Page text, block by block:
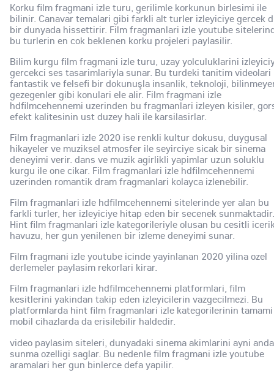
Korku film fragmani izle turu, gerilimle korkunun birlesimi ile
bilinir. Canavar temalari gibi farkli alt turler izleyiciye gercek
bir dunyada hissettirir. Film fragmanlari izle youtube
bu turlerin en cok beklenen korku projeleri paylasilir.
Bilim kurgu film fragmani izle turu, uzay yolculuklarini
gercekci ses tasarimlariyla sunar. Bu turdeki tanitim videolari
fantastik ve felsefi bir dokunuşla insanlik, teknoloji,
gezegenler gibi konulari ele alir. Film fragmani izle
hdfilmcehennemi uzerinden bu fragmanlari izleyen kisiler,
efekt kalitesinin ust duzey hali ile karsilasirlar.
Film fragmanlari izle 2020 ise renkli kultur dokusu, duygusal
hikayeler ve muziksel atmosfer ile seyirciye sicak bir sinema
deneyimi verir. dans ve muzik agirlikli yapimlar uzun soluklu
kurgu ile one cikar. Film fragmanlari izle hdfilmcehennemi
uzerinden romantik dram fragmanlari kolayca izlenebilir.
Film fragmanlari izle hdfilmcehennemi sitelerinde yer alan bu
farkli turler, her izleyiciye hitap eden bir secenek sunmaktadir.
Hint film fragmanlari izle kategorileriyle olusan bu cesitli
havuzu, her gun yenilenen bir izleme deneyimi sunar.
Film fragmani izle youtube icinde yayinlanan 2020 yilina ozel
derlemeler paylasim rekorlari kirar.
Film fragmanlari izle hdfilmcehennemi platformlari, film
kesitlerini yakindan takip eden izleyicilerin vazgecilmezi. Bu
platformlarda hint film fragmanlari izle kategorilerinin tamami
mobil cihazlarda da erisilebilir haldedir.
video paylasim siteleri, dunyadaki sinema akimlarini ayni anda
sunma ozelligi saglar. Bu nedenle film fragmani izle youtube
aramalari her gun binlerce defa yapilir.